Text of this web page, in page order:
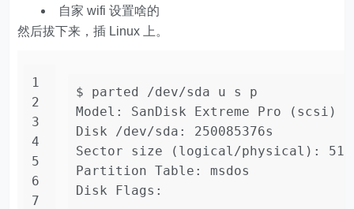
自家 wifi 设置啥的
然后拔下来，插 Linux 上。
1
2
3
4
5
6
7
$ parted /dev/sda u s p
Model: SanDisk Extreme Pro (scsi)
Disk /dev/sda: 250085376s
Sector size (logical/physical):
Partition Table: msdos
Disk Flags: